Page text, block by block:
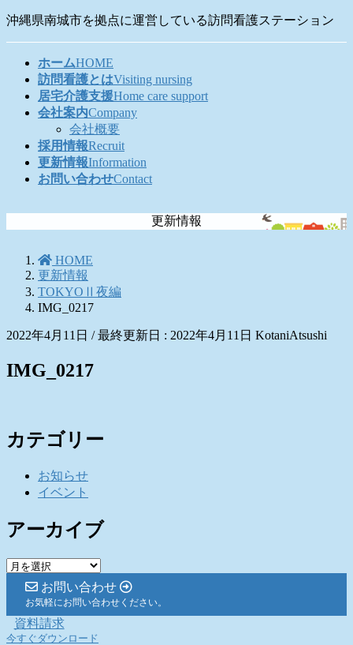
コ
ナ
沖縄県南城市を拠点に運営している訪問看護ステーション
ホームHOME
訪問看護とはVisiting nursing
居宅介護支援Home care support
会社案内Company
会社概要
採用情報Recruit
更新情報Information
お問い合わせContact
更新情報
HOME
更新情報
TOKYOⅡ夜編
IMG_0217
2022年4月11日 / 最終更新日 : 2022年4月11日 KotaniAtsushi
IMG_0217
カテゴリー
お知らせ
イベント
アーカイブ
ア
イ
ブ
お問い合わせ
お気軽にお問い合わせください。
資料請求
今すぐダウンロード